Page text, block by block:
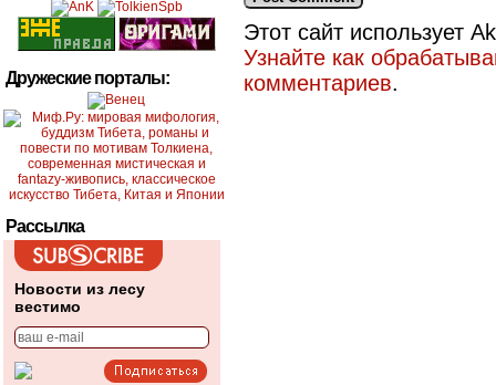
Дружеские порталы:
Рассылка
Новости из лесу
вестимо
Этот сайт использует
Узнайте как
комментариев.